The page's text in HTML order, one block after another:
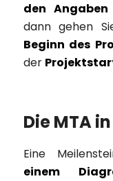
den Angaben
dann gehen
Beginn des
der
Die MTA
Eine
einem